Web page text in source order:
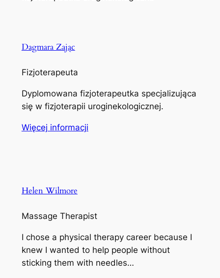
Dagmara Zając
Fizjoterapeuta
Dyplomowana fizjoterapeutka specjalizująca
się w fizjoterapii uroginekologicznej.
Więcej informacji
Helen Wilmore
Massage Therapist
I chose a physical therapy career because I
knew I wanted to help people without
sticking them with needles…